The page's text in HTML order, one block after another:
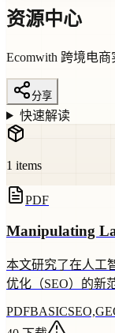
资源中心
Ecomwith 跨境电
分享
快速解读
1 items
PDF
Manipulating
本文研究了在人工
优化（SEO）的新
PDFBASIC